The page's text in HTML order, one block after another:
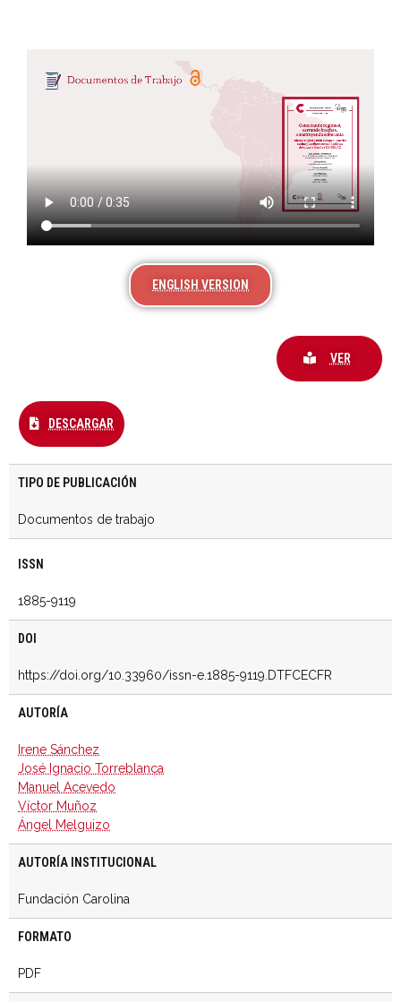
ENGLISH VERSION
VER
DESCARGAR
TIPO DE PUBLICACIÓN
Documentos de trabajo
ISSN
1885-9119
DOI
https://doi.org/10.33960/issn-e.1885-9119.DTFCECFR
AUTORÍA
Irene Sánchez
José Ignacio Torreblanca
Manuel Acevedo
Víctor Muñoz
Ángel Melguizo
AUTORÍA INSTITUCIONAL
Fundación Carolina
FORMATO
PDF